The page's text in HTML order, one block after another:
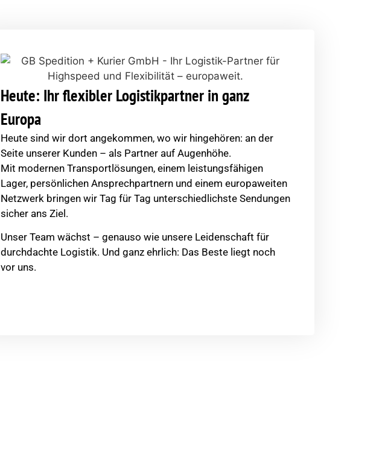
Heute: Ihr flexibler Logistikpartner in ganz
Europa
Heute sind wir dort angekommen, wo wir hingehören: an der
Seite unserer Kunden – als Partner auf Augenhöhe.
Mit modernen Transportlösungen, einem leistungsfähigen
Lager, persönlichen Ansprechpartnern und einem europaweiten
Netzwerk bringen wir Tag für Tag unterschiedlichste Sendungen
sicher ans Ziel.
Unser Team wächst – genauso wie unsere Leidenschaft für
durchdachte Logistik. Und ganz ehrlich: Das Beste liegt noch
vor uns.